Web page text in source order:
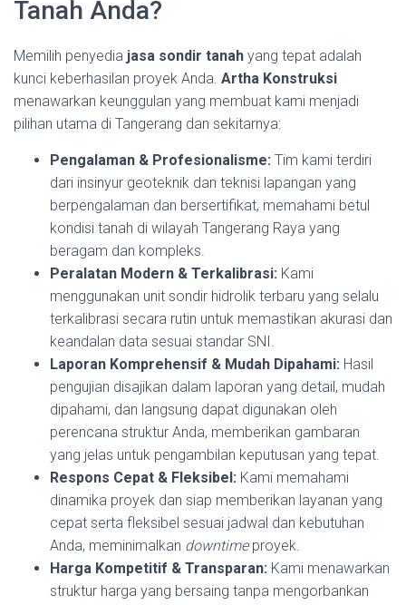
Tanah Anda?
Memilih penyedia jasa sondir tanah yang tepat adalah
kunci keberhasilan proyek Anda. Artha Konstruksi
menawarkan keunggulan yang membuat kami menjadi
pilihan utama di Tangerang dan sekitarnya:
Pengalaman & Profesionalisme: Tim kami terdiri
dari insinyur geoteknik dan teknisi lapangan yang
berpengalaman dan bersertifikat, memahami betul
kondisi tanah di wilayah Tangerang Raya yang
beragam dan kompleks.
Peralatan Modern & Terkalibrasi: Kami
menggunakan unit sondir hidrolik terbaru yang selalu
terkalibrasi secara rutin untuk memastikan akurasi dan
keandalan data sesuai standar SNI.
Laporan Komprehensif & Mudah Dipahami: Hasil
pengujian disajikan dalam laporan yang detail, mudah
dipahami, dan langsung dapat digunakan oleh
perencana struktur Anda, memberikan gambaran
yang jelas untuk pengambilan keputusan yang tepat.
Respons Cepat & Fleksibel: Kami memahami
dinamika proyek dan siap memberikan layanan yang
cepat serta fleksibel sesuai jadwal dan kebutuhan
Anda, meminimalkan downtimeproyek.
Harga Kompetitif & Transparan: Kami menawarkan
struktur harga yang bersaing tanpa mengorbankan